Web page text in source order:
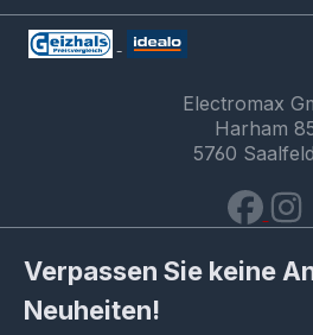
Electromax
Harham
5760
Verpassen Sie keine
Neuheiten!